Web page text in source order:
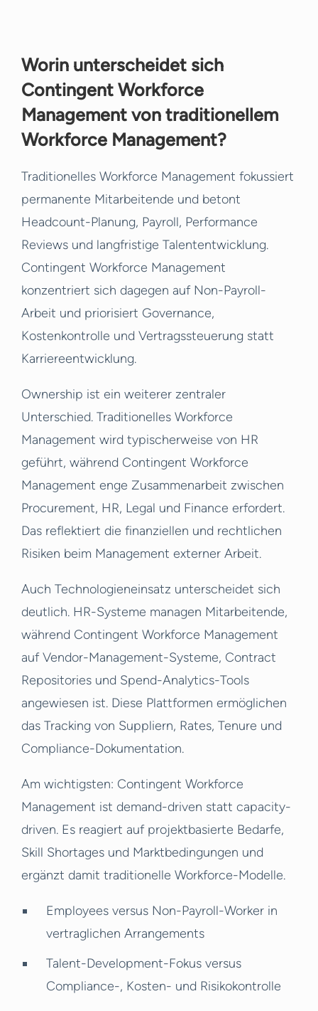
Worin unterscheidet sich
Contingent Workforce
Management von traditionellem
Workforce Management?
Traditionelles Workforce Management fokussiert
permanente Mitarbeitende und betont
Headcount-Planung, Payroll, Performance
Reviews und langfristige Talententwicklung.
Contingent Workforce Management
konzentriert sich dagegen auf Non-Payroll-
Arbeit und priorisiert Governance,
Kostenkontrolle und Vertragssteuerung statt
Karriereentwicklung.
Ownership ist ein weiterer zentraler
Unterschied. Traditionelles Workforce
Management wird typischerweise von HR
geführt, während Contingent Workforce
Management enge Zusammenarbeit zwischen
Procurement, HR, Legal und Finance erfordert.
Das reflektiert die finanziellen und rechtlichen
Risiken beim Management externer Arbeit.
Auch Technologieneinsatz unterscheidet sich
deutlich. HR-Systeme managen Mitarbeitende,
während Contingent Workforce Management
auf Vendor-Management-Systeme, Contract
Repositories und Spend-Analytics-Tools
angewiesen ist. Diese Plattformen ermöglichen
das Tracking von Suppliern, Rates, Tenure und
Compliance-Dokumentation.
Am wichtigsten: Contingent Workforce
Management ist demand-driven statt capacity-
driven. Es reagiert auf projektbasierte Bedarfe,
Skill Shortages und Marktbedingungen und
ergänzt damit traditionelle Workforce-Modelle.
Employees versus Non-Payroll-Worker in
vertraglichen Arrangements
Talent-Development-Fokus versus
Compliance-, Kosten- und Risikokontrolle